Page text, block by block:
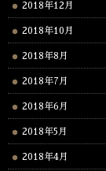
2018年12月
2018年10月
2018年8月
2018年7月
2018年6月
2018年5月
2018年4月